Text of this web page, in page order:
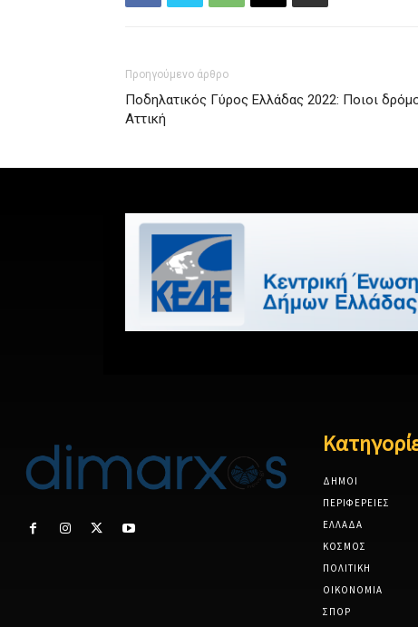
Προηγούμενο άρθρο
Ποδηλατικός Γύρος Ελλάδας 2022: Ποιοι
Αττική
ΔΗΜΟΙ
ΠΕΡΙΦΕΡΕΙΕΣ
ΕΛΛΑΔΑ
ΚΟΣΜΟΣ
ΠΟΛΙΤΙΚΗ
ΟΙΚΟΝΟΜΙΑ
ΣΠΟΡ